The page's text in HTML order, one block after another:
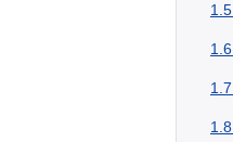
1.5
1.6
1.7
1.8